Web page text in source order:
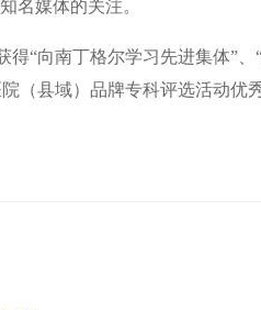
名媒体的关注。
得“向南丁格尔学习先进集体”
（县域）品牌专科评选活动优